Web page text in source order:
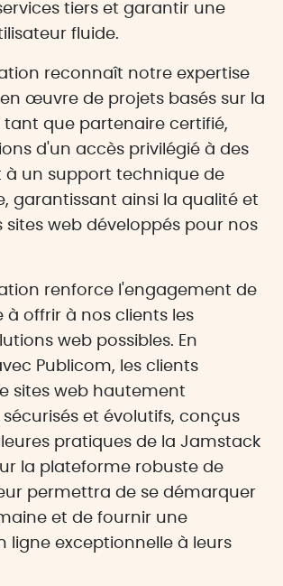
tiers et garantir une
fluide.
reconnaît notre expertise
œuvre de projets basés sur la
tant que partenaire certifié,
d'un accès privilégié à des
à un support technique de
garantissant ainsi la qualité et
sites web développés pour nos
renforce l'engagement de
à offrir à nos clients les
web possibles. En
Publicom, les clients
sites web hautement
et évolutifs, conçus
pratiques de la Jamstack
la plateforme robuste de
permettra de se démarquer
et de fournir une
ligne exceptionnelle à leurs